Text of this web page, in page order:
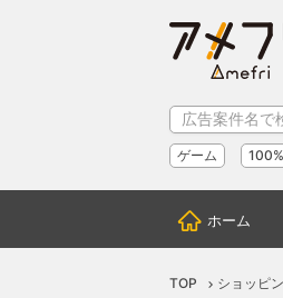
ゲーム
ホーム
TOP ショッピ